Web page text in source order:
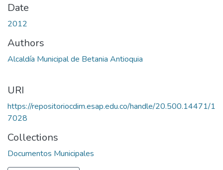
Date
2012
Authors
Alcaldía Municipal de Betania Antioquia
URI
https://repositoriocdim.esap.edu.co/handle/20.500.14471/1
7028
Collections
Documentos Municipales